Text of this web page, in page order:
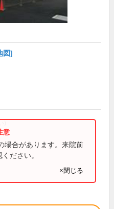
図]
)
場合があります。来院前
ださい。
×閉じる